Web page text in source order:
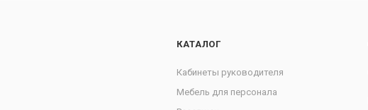
КАТАЛОГ
Кабинеты руководителя
Мебель для персонала